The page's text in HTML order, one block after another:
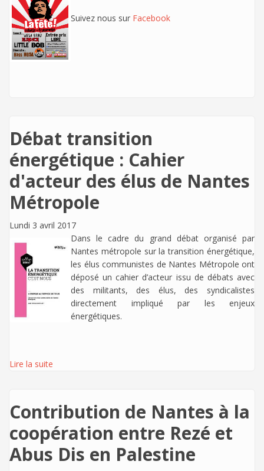
Suivez nous sur Facebook
Débat transition
énergétique : Cahier
d'acteur des élus de Nantes
Métropole
Lundi 3 avril 2017
Dans le cadre du grand débat organisé par
Nantes métropole sur la transition énergétique,
les élus communistes de Nantes Métropole ont
déposé un cahier d’acteur issu de débats avec
des militants, des élus, des syndicalistes
directement impliqué par les enjeux
énergétiques.
Lire la suite
Contribution de Nantes à la
coopération entre Rezé et
Abus Dis en Palestine